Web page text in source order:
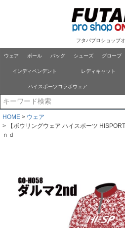
フタバプロショップ
ウェア ボール バッグ シューズ グローブ
インディペンデント レディキャット
ハイスポーツコラボウェア
HOME
ウェア
【ボウリングウェア ハイスポーツ
ｎｄ